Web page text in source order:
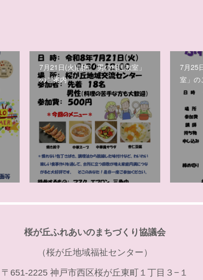
7月21日(火)開催「男の料理教室」
のご案内
7月25
室」の
桜が丘ふれあいのまちづくり協議会
（桜が丘地域福祉センター）
〒651-2225 神戸市西区桜が丘東町１丁目３−１